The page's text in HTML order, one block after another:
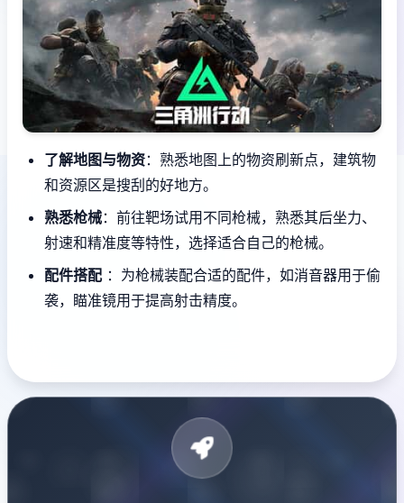
了解地图与物资：熟悉地图上的物资刷新点，建筑物
和资源区是搜刮的好地方。
熟悉枪械：前往靶场试用不同枪械，熟悉其后坐力、
射速和精准度等特性，选择适合自己的枪械。
配件搭配 ：为枪械装配合适的配件，如消音器用于偷
袭，瞄准镜用于提高射击精度。